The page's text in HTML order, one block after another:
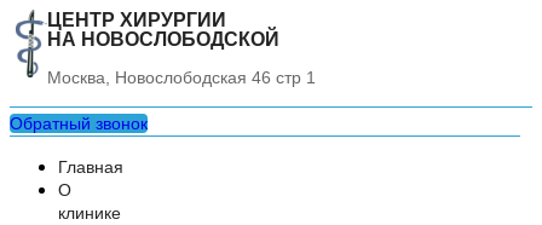
Перейти
к
содержимому
ЦЕНТР ХИРУРГИИ
НА НОВОСЛОБОДСКОЙ
Москва, Новослободская 46 стр 1
Обратный звонок
Главная
О
клинике